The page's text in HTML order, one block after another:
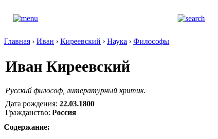
Главная › Иван › Киреевский › Наука › Философы
Иван Киреевский
Русский философ, литературный критик.
Дата рождения: 22.03.1800
Гражданство: Россия
Содержание: